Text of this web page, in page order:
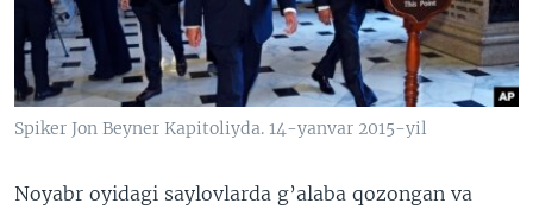
VIDEO
XABARLAR SURATLARDA
ODNOKLASSNIKI
TELEGRAM
TWITTER
Spiker Jon Beyner Kapitoliyda. 14-yanvar 2015-yil
Noyabr oyidagi saylovlarda g’alaba qozongan va